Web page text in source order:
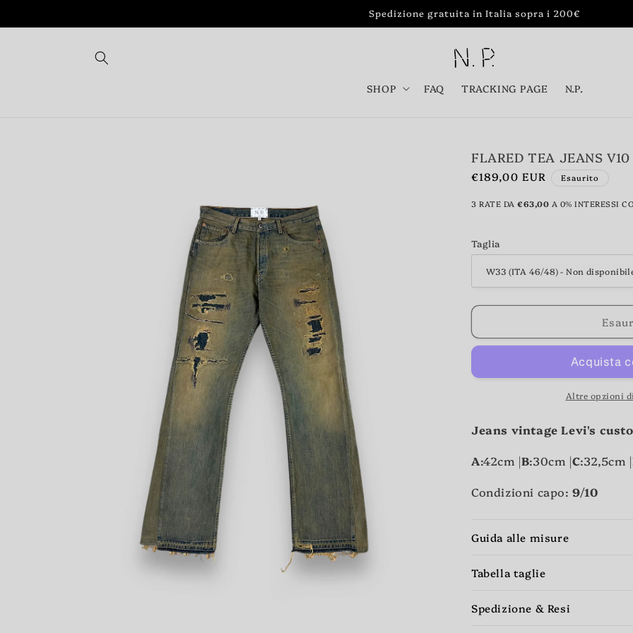
ai contenuti
Spedizione gratuita in Italia sopra i 200€
SHOP FAQ TRACKING PAGE N.P.
FLARED TEA JEANS V10
Prezzo
listino
€189,00 EUR Esaurito
3 RATE DA €63,00 A 0% INTERESSI
Taglia
Altre opzioni
Jeans vintage Levi's
A:42cm |B:30cm |C:32,5cm |
Condizioni capo: 9/10
Guida alle misure
Tabella taglie
Spedizione & Resi